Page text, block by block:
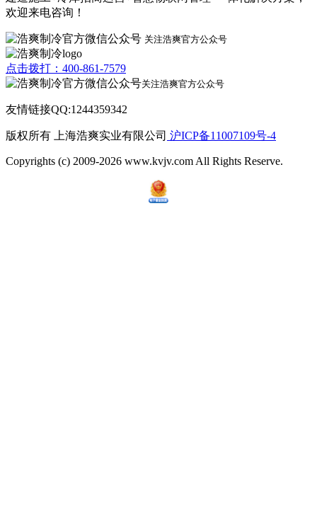
欢迎来电咨询！
关注浩爽官方公众号
点击拨打：400-861-7579
关注浩爽官方公众号
友情链接QQ:1244359342
版权所有 上海浩爽实业有限公司 沪ICP备11007109号-4
Copyrights (c) 2009-2026 www.kvjv.com All Rights Reserve.